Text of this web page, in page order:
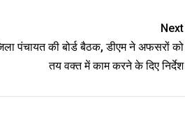
Next
पंचायत की बोर्ड बैठक, डीएम ने अफसरों को
तय वक्त में काम करने के दिए निर्देश